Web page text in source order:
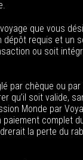
que vous
dépôt requis et un
ou soit
par chèque ou
qu’il soit valide,
Monde par
paiement complet
la perte du